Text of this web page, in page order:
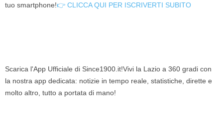
tuo smartphone!👉 CLICCA QUI PER ISCRIVERTI SUBITO
Scarica l'App Ufficiale di Since1900.it!Vivi la Lazio a 360 gradi con
la nostra app dedicata: notizie in tempo reale, statistiche, dirette e
molto altro, tutto a portata di mano!